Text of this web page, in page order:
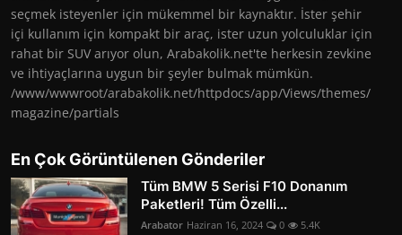
seçmek isteyenler için mükemmel bir kaynaktır. İster şehir
içi kullanım için kompakt bir araç, ister uzun yolculuklar için
rahat bir SUV arıyor olun, Arabakolik.net'te herkesin zevkine
ve ihtiyaçlarına uygun bir şeyler bulmak mümkün.
/www/wwwroot/arabakolik.net/httpdocs/app/Views/themes/
magazine/partials
En Çok Görüntülenen Gönderiler
Tüm BMW 5 Serisi F10 Donanım
Paketleri! Tüm Özelli...
Arabator Haziran 16, 2024 0 5.4K